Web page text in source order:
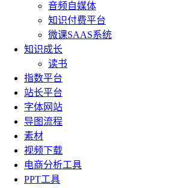
音频自媒体
知识付费平台
微课SAAS系统
知识成长
读书
指数平台
站长平台
字体网站
导图流程
素材
视频下载
电商分析工具
PPT工具